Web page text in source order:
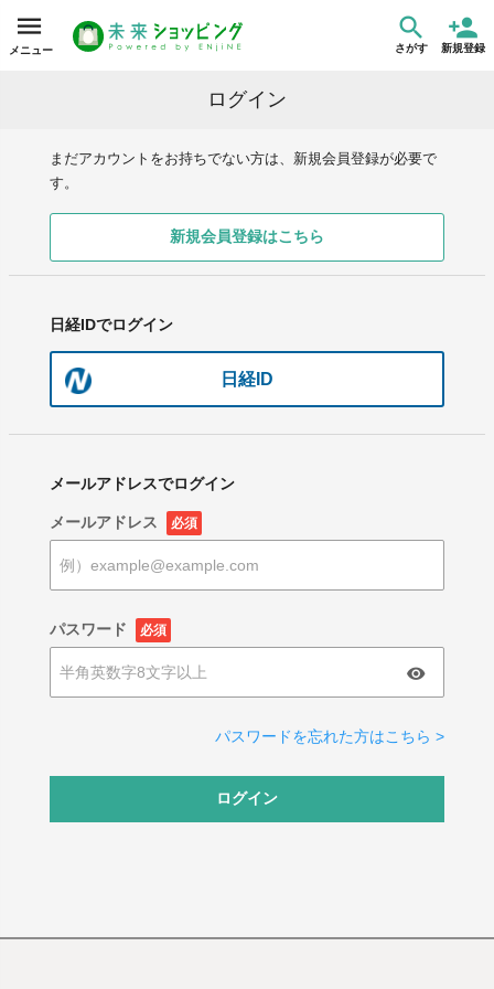
メニュー さがす 新規登録
ログイン
まだアカウントをお持ちでない方は、新規会員登録が必要で
す。
新規会員登録はこちら
日経IDでログイン
日経ID
メールアドレスでログイン
メールアドレス 必須
パスワード 必須
パスワードを忘れた方はこちら >
ログイン